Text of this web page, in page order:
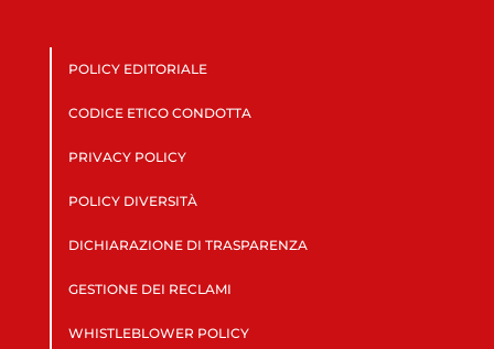
POLICY EDITORIALE
CODICE ETICO CONDOTTA
PRIVACY POLICY
POLICY DIVERSITÀ
DICHIARAZIONE DI TRASPARENZA
GESTIONE DEI RECLAMI
WHISTLEBLOWER POLICY